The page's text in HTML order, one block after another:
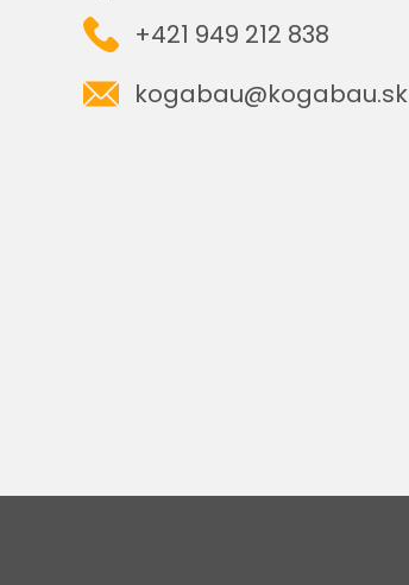
+421 949 212 838
kogabau@kogabau.sk